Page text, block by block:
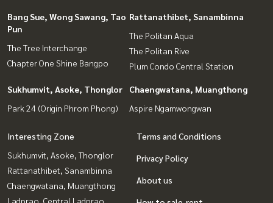
Bang Sue, Wong Sawang, Tao
Pun
The Tree Interchange
Chapter One Shine Bangpo
Rattanathibet, Sanambinna
The Politan Aqua
The Politan Rive
Plum Condo Central Station
Sukhumvit, Asoke, Thonglor
Park 24 (Origin Phrom Phong)
Chaengwatana, Muangthong
Aspire Ngamwongwan
Interesting Zone
Sukhumvit, Asoke, Thonglor
Rattanathibet, Sanambinna
Chaengwatana, Muangthong
Ladprao, Central Ladprao
Terms and Conditions
Privacy Policy
About us